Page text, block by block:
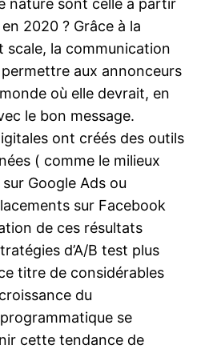
nature sont celle à partir
2020 ? Grâce à la
scale, la communication
aux annonceurs
où elle devrait, en
le bon message.
ont créés des outils
( comme le milieux
Google Ads ou
sur Facebook
de ces résultats
d’A/B test plus
titre de considérables
du
se
cette tendance de